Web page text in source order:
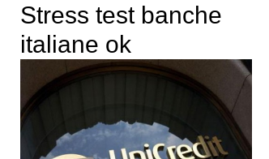
Stress test banche
italiane ok